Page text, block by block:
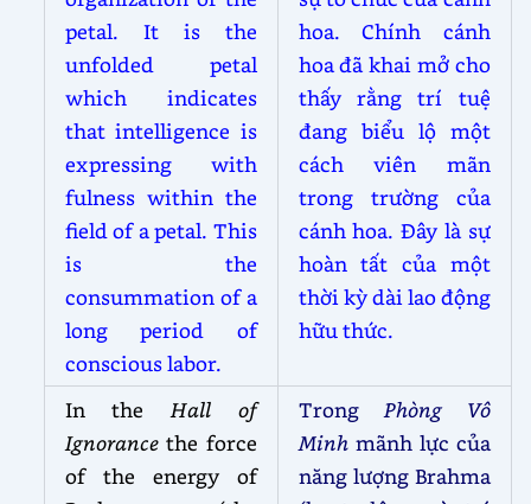
petal. It is the
unfolded petal
which indicates
that intelligence is
expressing with
fulness within the
field of a petal. This
is the
consummation of a
long period of
conscious labor.
hoa. Chính cánh
hoa đã khai mở cho
thấy rằng trí tuệ
đang biểu lộ một
cách viên mãn
trong trường của
cánh hoa. Đây là sự
hoàn tất của một
thời kỳ dài lao động
hữu thức.
In the Hall of
Ignorancethe force
of the energy of
Trong Phòng Vô
Minhmãnh lực của
năng lượng Brahma